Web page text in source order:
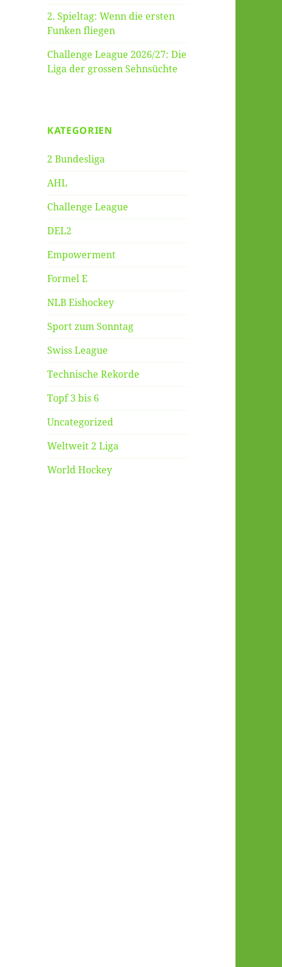
2. Spieltag: Wenn die ersten
Funken fliegen
Challenge League 2026/27: Die
Liga der grossen Sehnsüchte
KATEGORIEN
2 Bundesliga
AHL
Challenge League
DEL2
Empowerment
Formel E
NLB Eishockey
Sport zum Sonntag
Swiss League
Technische Rekorde
Topf 3 bis 6
Uncategorized
Weltweit 2 Liga
World Hockey